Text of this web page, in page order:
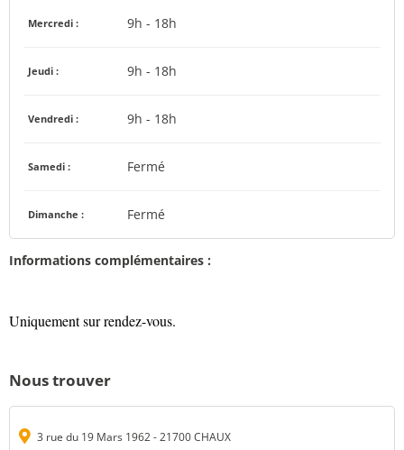
Mercredi : 9h - 18h
Jeudi : 9h - 18h
Vendredi : 9h - 18h
Samedi : Fermé
Dimanche : Fermé
Informations complémentaires :
Uniquement sur rendez-vous.
Nous trouver
3 rue du 19 Mars 1962 - 21700 CHAUX